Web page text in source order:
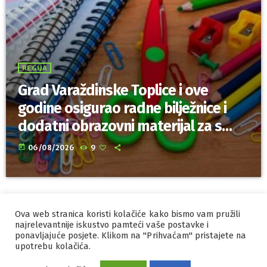
REGIJA
Grad Varaždinske Toplice i ove
godine osigurao radne bilježnice i
dodatni obrazovni materijal za sve
osnovnoškolce
today 06/08/2026 9
IZRADA I HOSTINGORBIS
MARKETING
PRAVILA PRIVATNOSTI
Ova web stranica koristi kolačiće kako bismo vam pružili
najrelevantnije iskustvo pamteći vaše postavke i
ponavljajuće posjete. Klikom na "Prihvaćam" pristajete na
upotrebu kolačića.